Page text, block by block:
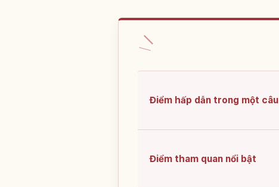
Điểm hấp dẫn trong một câu
Điểm tham quan nổi bật